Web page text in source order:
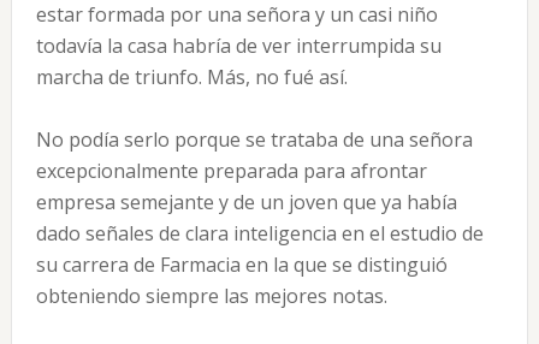
estar formada por una señora y un casi niño
todavía la casa habría de ver interrumpida su
marcha de triunfo. Más, no fué así.
No podía serlo porque se trataba de una señora
excepcionalmente preparada para afrontar
empresa semejante y de un joven que ya había
dado señales de clara inteligencia en el estudio de
su carrera de Farmacia en la que se distinguió
obteniendo siempre las mejores notas.